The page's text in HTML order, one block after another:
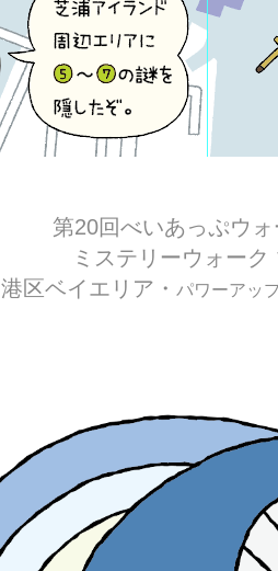
第20回べいあっぷウ
ミステリーウォーク
港区ベイエリア・ パワーアッ